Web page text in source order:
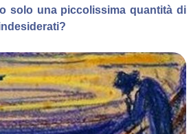
solo una piccolissima quantità di